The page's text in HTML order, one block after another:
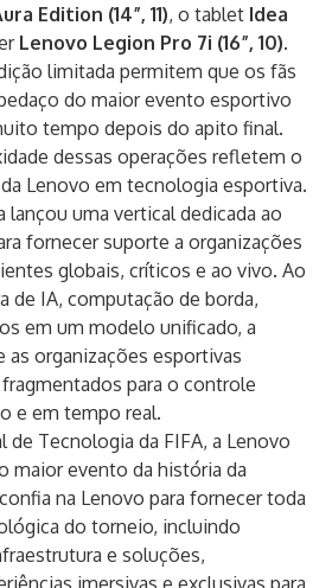
Edition (14”, 11), o tablet Idea
Lenovo Legion Pro 7i (16”, 10).
limitada permitem que os fãs
do maior evento esportivo
tempo depois do apito final.
dessas operações refletem o
Lenovo em tecnologia esportiva.
lançou uma vertical dedicada ao
fornecer suporte a organizações
globais, críticos e ao vivo. Ao
de IA, computação de borda,
em um modelo unificado, a
as organizações esportivas
para o controle
e em tempo real.
de Tecnologia da FIFA, a Lenovo
maior evento da história da
na Lenovo para fornecer toda
do torneio, incluindo
e soluções,
imersivas e exclusivas para